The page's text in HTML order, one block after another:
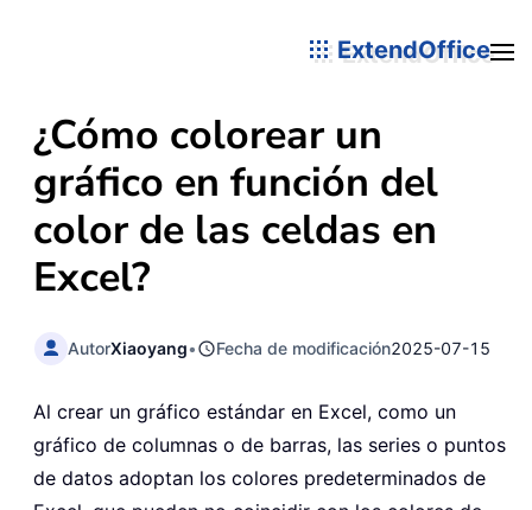
ExtendOffice
¿Cómo colorear un
gráfico en función del
color de las celdas en
Excel?
AutorXiaoyang• Fecha de modificación2025-07-15
Al crear un gráfico estándar en Excel, como un
gráfico de columnas o de barras, las series o puntos
de datos adoptan los colores predeterminados de